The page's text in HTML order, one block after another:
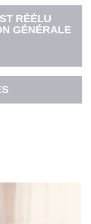
RÉÉLU
GÉNÉRALE